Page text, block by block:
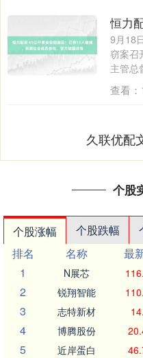
9月18
窃案召
主管总
1....
查看：
久联优配
个股
个股涨幅 个股跌幅
排名
名称 最
1
N展芯
2 锐翔智能
3 志特新材
4 博腾股份
5 近岸蛋白